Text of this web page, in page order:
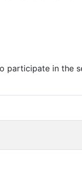
participate in the